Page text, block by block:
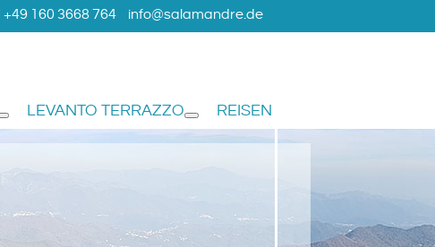
+49 160 3668 764 info@salamandre.de
REISEN
LEVANTO TERRAZZO